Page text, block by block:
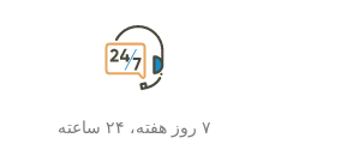
۷ روز هفته، ۲۴ ساعته